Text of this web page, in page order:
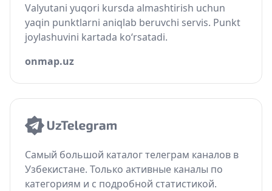
Valyutani yuqori kursda almashtirish uchun
yaqin punktlarni aniqlab beruvchi servis. Punkt
joylashuvini kartada ko‘rsatadi.
onmap.uz
Самый большой каталог телеграм каналов в
Узбекистане. Только активные каналы по
категориям и с подробной статистикой.